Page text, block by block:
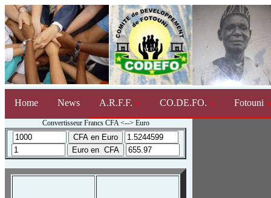
Home News A.R.F.F. CO.DE.FO. Fotouni
Convertisseur Francs CFA <--> Euro